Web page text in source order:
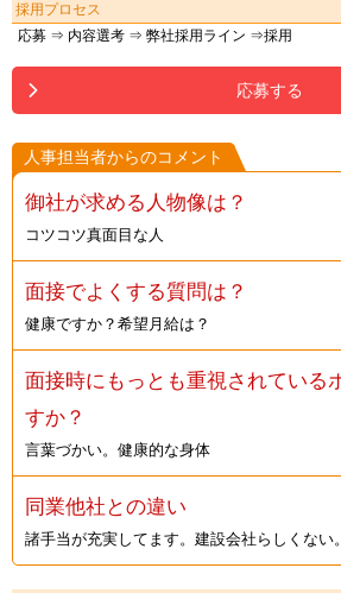
採用プロセス
応募 ⇒ 内容選考 ⇒ 弊社採用ライン ⇒採用
応募する
人事担当者からのコメント
御社が求める人物像は？
コツコツ真面目な人
面接でよくする質問は？
健康ですか？希望月給は？
面接時にもっとも重視されている
すか？
言葉づかい。健康的な身体
同業他社との違い
諸手当が充実してます。建設会社らしくない。